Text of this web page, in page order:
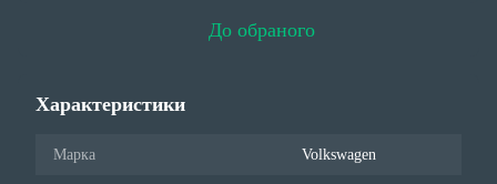
До обраного
Характеристики
Марка Volkswagen